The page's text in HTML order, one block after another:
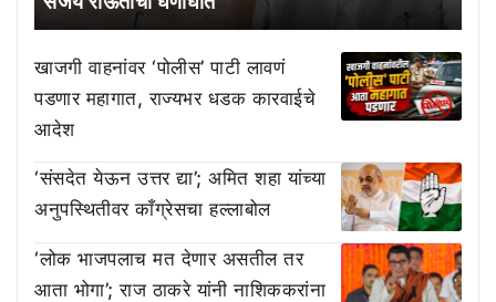
खाजगी वाहनांवर ‘पोलीस’ पाटी लावणं
पडणार महागात, राज्यभर धडक कारवाईचे
आदेश
‘संसदेत येऊन उत्तर द्या’; अमित शहा यांच्या
अनुपस्थितीवर काँग्रेसचा हल्लाबोल
‘लोक भाजपलाच मत देणार असतील तर
आता भोगा’; राज ठाकरे यांनी नाशिककरांना